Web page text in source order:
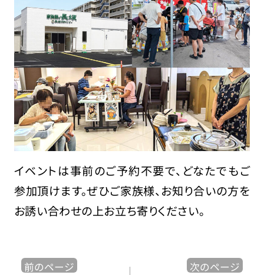
イベントは事前のご予約不要で、どなたでもご
参加頂けます。ぜひご家族様、お知り合いの方を
お誘い合わせの上お立ち寄りください。
前のページ 次のページ